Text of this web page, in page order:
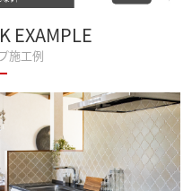
EXAMPLE
施工例